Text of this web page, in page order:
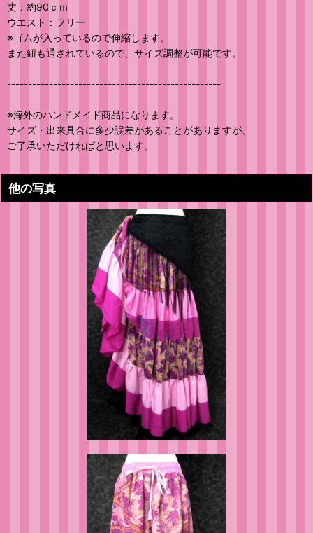
丈：約90ｃｍ
ウエスト：フリー
※ゴムが入っているので伸縮します。
また紐も通されているので、サイズ調整が可能です。
---------------------------------------------------
※海外のハンドメイド商品になります。
サイズ・出来具合に多少誤差があることがありますが、
ご了承いただければと思います。
他の写真